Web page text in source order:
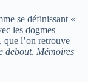
se définissant «
les dogmes
que l’on retrouve
debout. Mémoires